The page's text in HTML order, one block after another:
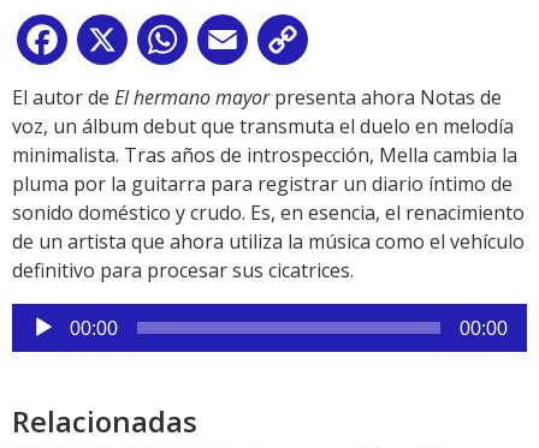
Facebook
X WhatsApp
Email
Link
El autor de El hermano mayorpresenta ahora Notas de
voz, un álbum debut que transmuta el duelo en melodía
minimalista. Tras años de introspección, Mella cambia la
pluma por la guitarra para registrar un diario íntimo de
sonido doméstico y crudo. Es, en esencia, el renacimiento
de un artista que ahora utiliza la música como el vehículo
definitivo para procesar sus cicatrices.
Reproductor
de
00:00 00:00
Relacionadas